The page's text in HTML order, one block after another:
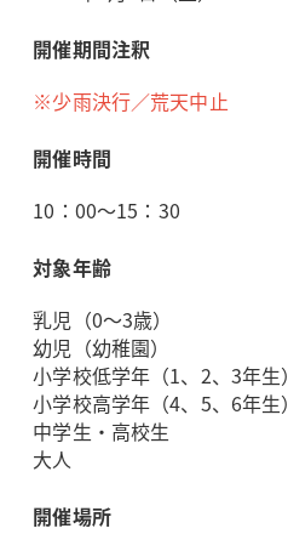
開催期間注釈
※少雨決行／荒天中止
開催時間
10：00～15：30
対象年齢
乳児（0～3歳）
幼児（幼稚園）
小学校低学年（1、2、3年生）
小学校高学年（4、5、6年生）
中学生・高校生
大人
開催場所